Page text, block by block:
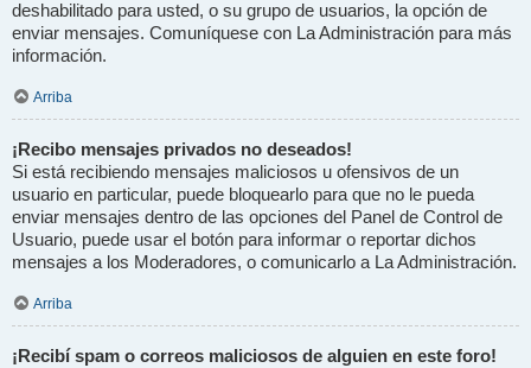
deshabilitado para usted, o su grupo de usuarios, la opción de
enviar mensajes. Comuníquese con La Administración para más
información.
Arriba
¡Recibo mensajes privados no deseados!
Si está recibiendo mensajes maliciosos u ofensivos de un
usuario en particular, puede bloquearlo para que no le pueda
enviar mensajes dentro de las opciones del Panel de Control de
Usuario, puede usar el botón para informar o reportar dichos
mensajes a los Moderadores, o comunicarlo a La Administración.
Arriba
¡Recibí spam o correos maliciosos de alguien en este foro!